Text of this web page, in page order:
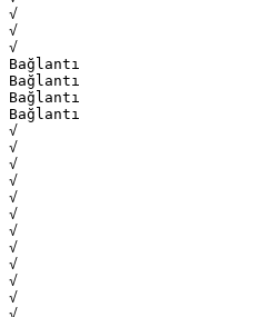
√
√
√
Bağlantı
Bağlantı
Bağlantı
Bağlantı
√
√
√
√
√
√
√
√
√
√
√